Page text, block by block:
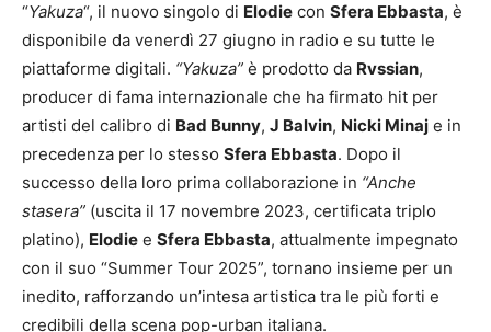
“Yakuza“, il nuovo singolo di Elodie con Sfera Ebbasta, è
disponibile da venerdì 27 giugno in radio e su tutte le
piattaforme digitali. “Yakuza” è prodotto da Rvssian,
producer di fama internazionale che ha firmato hit per
artisti del calibro di Bad Bunny, J Balvin, Nicki Minaj e in
precedenza per lo stesso Sfera Ebbasta. Dopo il
successo della loro prima collaborazione in “Anche
stasera” (uscita il 17 novembre 2023, certificata triplo
platino), Elodie e Sfera Ebbasta, attualmente impegnato
con il suo “Summer Tour 2025”, tornano insieme per un
inedito, rafforzando un’intesa artistica tra le più forti e
credibili della scena pop-urban italiana.